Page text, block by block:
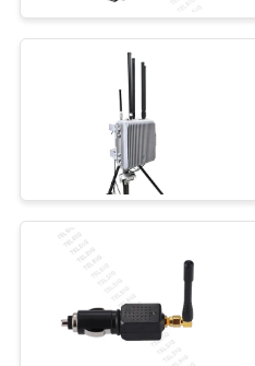
SITE
HARITASI
PRIVACY
POLICY